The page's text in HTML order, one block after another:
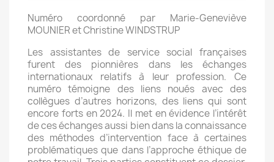
Numéro coordonné par Marie-Geneviève
MOUNIER et Christine WINDSTRUP
Les assistantes de service social françaises
furent des pionnières dans les échanges
internationaux relatifs à leur profession. Ce
numéro témoigne des liens noués avec des
collègues d’autres horizons, des liens qui sont
encore forts en 2024. Il met en évidence l’intérêt
de ces échanges aussi bien dans la connaissance
des méthodes d’intervention face à certaines
problématiques que dans l’approche éthique de